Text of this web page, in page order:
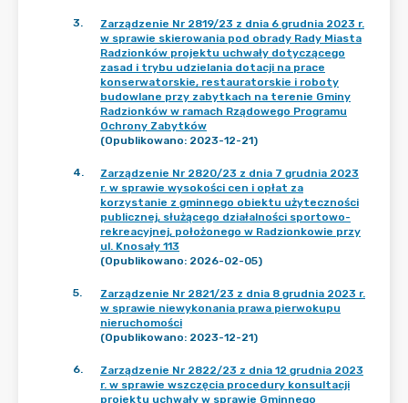
3.
Zarządzenie Nr 2819/23 z dnia 6 grudnia 2023 r.
w sprawie skierowania pod obrady Rady Miasta
Radzionków projektu uchwały dotyczącego
zasad i trybu udzielania dotacji na prace
konserwatorskie, restauratorskie i roboty
budowlane przy zabytkach na terenie Gminy
Radzionków w ramach Rządowego Programu
Ochrony Zabytków
(Opublikowano: 2023-12-21)
4.
Zarządzenie Nr 2820/23 z dnia 7 grudnia 2023
r. w sprawie wysokości cen i opłat za
korzystanie z gminnego obiektu użyteczności
publicznej, służącego działalności sportowo-
rekreacyjnej, położonego w Radzionkowie przy
ul. Knosały 113
(Opublikowano: 2026-02-05)
5.
Zarządzenie Nr 2821/23 z dnia 8 grudnia 2023 r.
w sprawie niewykonania prawa pierwokupu
nieruchomości
(Opublikowano: 2023-12-21)
6.
Zarządzenie Nr 2822/23 z dnia 12 grudnia 2023
r. w sprawie wszczęcia procedury konsultacji
projektu uchwały w sprawie Gminnego